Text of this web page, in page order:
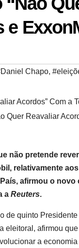
e
Chapo,
Quer Reavaliar
não pretende
relativamente
afirmou o novo
aReuters.
de quinto
eleitoral, afirmou
a